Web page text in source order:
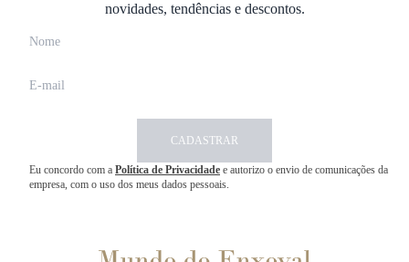
novidades, tendências e descontos.
CADASTRAR
Eu concordo com a Política de Privacidade e autorizo o envio de comunicações da
empresa, com o uso dos meus dados pessoais.